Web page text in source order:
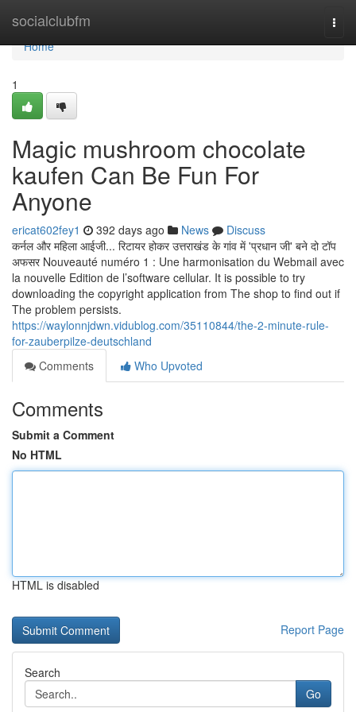
socialclubfm
Home
Home
1
Magic mushroom chocolate
kaufen Can Be Fun For
Anyone
ericat602fey1 392 days ago News
Discuss
कर्नल और महिला आईजी... रिटायर होकर उत्तराखंड के गांव में 'प्रधान जी' बने दो टॉप
अफसर Nouveauté numéro 1 : Une harmonisation du Webmail avec
la nouvelle Edition de l’software cellular. It is possible to try
downloading the copyright application from The shop to find out if
The problem persists.
https://waylonnjdwn.vidublog.com/35110844/the-2-minute-rule-
for-zauberpilze-deutschland
Comments
Who Upvoted
Comments
Submit a Comment
No HTML
HTML is disabled
Report Page
Search
Go